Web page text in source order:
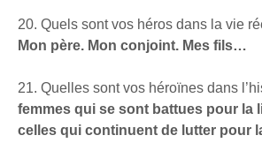
20. Quels sont vos héros dans la vie
Mon père. Mon conjoint. Mes fils…
21. Quelles sont vos héroïnes dans
femmes qui se sont battues pour la
celles qui continuent de lutter pour